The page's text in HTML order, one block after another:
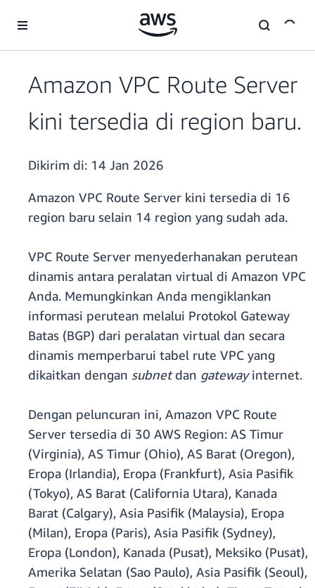
Amazon VPC Route Server
kini tersedia di region baru.
Dikirim di: 14 Jan 2026
Amazon VPC Route Server kini tersedia di 16
region baru selain 14 region yang sudah ada.
VPC Route Server menyederhanakan perutean
dinamis antara peralatan virtual di Amazon VPC
Anda. Memungkinkan Anda mengiklankan
informasi perutean melalui Protokol Gateway
Batas (BGP) dari peralatan virtual dan secara
dinamis memperbarui tabel rute VPC yang
dikaitkan dengan subnetdan gatewayinternet.
Dengan peluncuran ini, Amazon VPC Route
Server tersedia di 30 AWS Region: AS Timur
(Virginia), AS Timur (Ohio), AS Barat (Oregon),
Eropa (Irlandia), Eropa (Frankfurt), Asia Pasifik
(Tokyo), AS Barat (California Utara), Kanada
Barat (Calgary), Asia Pasifik (Malaysia), Eropa
(Milan), Eropa (Paris), Asia Pasifik (Sydney),
Eropa (London), Kanada (Pusat), Meksiko (Pusat),
Amerika Selatan (Sao Paulo), Asia Pasifik (Seoul),